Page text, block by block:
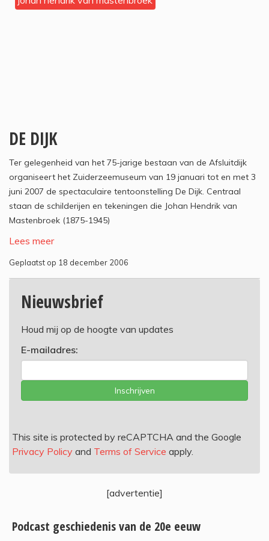
DE DIJK
Ter gelegenheid van het 75-jarige bestaan van de Afsluitdijk
organiseert het Zuiderzeemuseum van 19 januari tot en met 3
juni 2007 de spectaculaire tentoonstelling De Dijk. Centraal
staan de schilderijen en tekeningen die Johan Hendrik van
Mastenbroek (1875-1945)
Lees meer
Geplaatst op 18 december 2006
Nieuwsbrief
Houd mij op de hoogte van updates
E-mailadres:
Inschrijven
This site is protected by reCAPTCHA and the Google
Privacy Policy and Terms of Service apply.
[advertentie]
Podcast geschiedenis van de 20e eeuw